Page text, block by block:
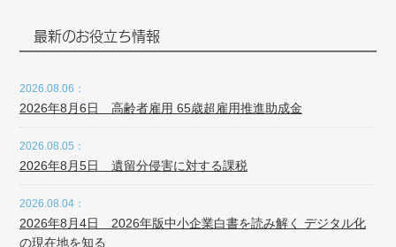
最新のお役立ち情報
2026.08.06：
2026年8月6日 高齢者雇用 65歳超雇用推進助成金
2026.08.05：
2026年8月5日 遺留分侵害に対する課税
2026.08.04：
2026年8月4日 2026年版中小企業白書を読み解く デジタル化
の現在地を知る